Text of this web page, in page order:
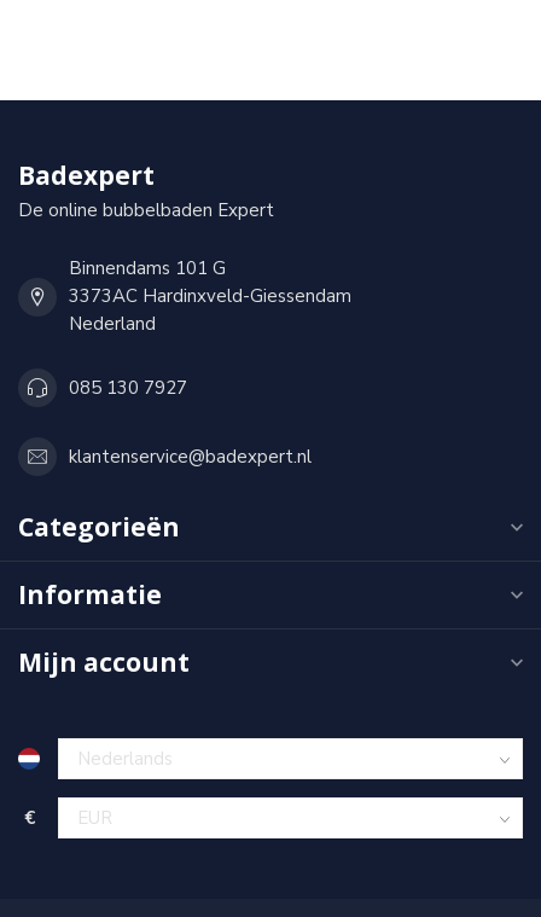
Badexpert
De online bubbelbaden Expert
Binnendams 101 G
3373AC Hardinxveld-Giessendam
Nederland
085 130 7927
klantenservice@badexpert.nl
Categorieën
Informatie
Mijn account
€